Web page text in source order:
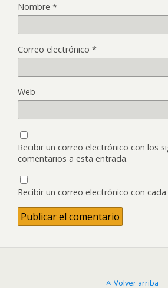
Nombre *
Correo electrónico *
Web
Recibir un correo electrónico con los
comentarios a esta entrada.
Recibir un correo electrónico con
Volver arriba